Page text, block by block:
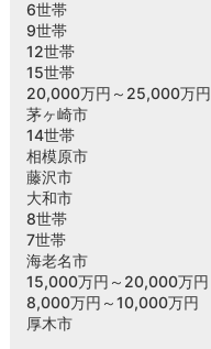
6世帯
9世帯
12世帯
15世帯
20,000万円～25,000万円
茅ヶ崎市
14世帯
相模原市
藤沢市
大和市
8世帯
7世帯
海老名市
15,000万円～20,000万円
8,000万円～10,000万円
厚木市